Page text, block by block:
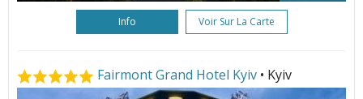
Info Voir Sur La Carte
Fairmont Grand Hotel Kyiv • Kyiv